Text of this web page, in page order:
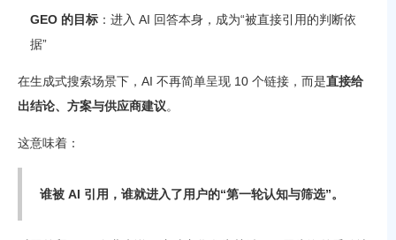
GEO 的目标 ：进入 AI 回答本身，成为“被直接引用的判断依
据”
在生成式搜索场景下，AI 不再简单呈现 10 个链接，而是直接给
出结论、方案与供应商建议。
这意味着：
谁被 AI 引用，谁就进入了用户的“第一轮认知与筛选”。